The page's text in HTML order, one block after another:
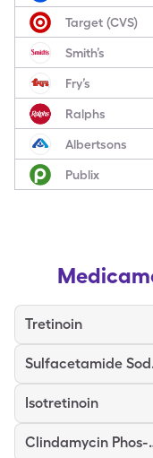
Target (CVS)
Smith’s
Fry’s
Ralphs
Albertsons
Publix
Tretinoin
Isotretinoin